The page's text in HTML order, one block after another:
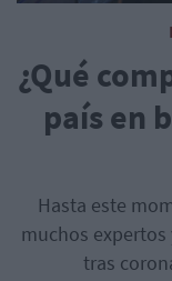
¿Qué
país en
Hasta este
muchos
tras